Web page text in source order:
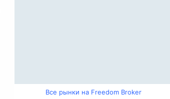
Все рынки на Freedom Broker